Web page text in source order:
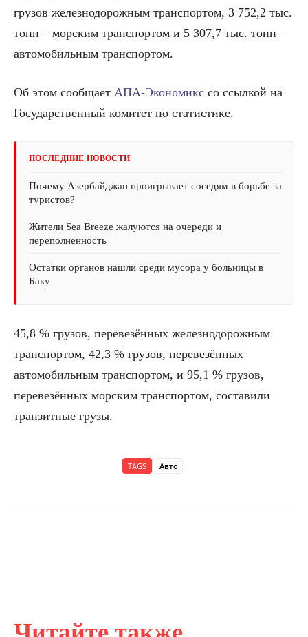
грузов железнодорожным транспортом, 3 752,2 тыс.
тонн – морским транспортом и 5 307,7 тыс. тонн –
автомобильным транспортом.
Об этом сообщает АПА-Экономикс со ссылкой на
Государственный комитет по статистике.
ПОСЛЕДНИЕ НОВОСТИ
Почему Азербайджан проигрывает соседям в борьбе за
туристов?
Жители Sea Breeze жалуются на очереди и
переполненность
Остатки органов нашли среди мусора у больницы в
Баку
45,8 % грузов, перевезённых железнодорожным
транспортом, 42,3 % грузов, перевезённых
автомобильным транспортом, и 95,1 % грузов,
перевезённых морским транспортом, составили
транзитные грузы.
TAGS Авто